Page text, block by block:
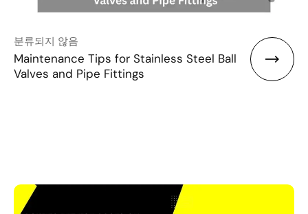
분류되지 않음
Maintenance Tips for Stainless Steel Ball
Valves and Pipe Fittings